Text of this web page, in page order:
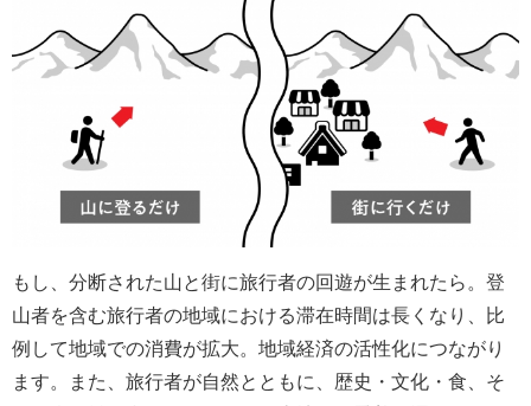
もし、分断された山と街に旅行者の回遊が生まれたら。登
山者を含む旅行者の地域における滞在時間は長くなり、比
例して地域での消費が拡大。地域経済の活性化につながり
ます。また、旅行者が自然とともに、歴史・文化・食、そ